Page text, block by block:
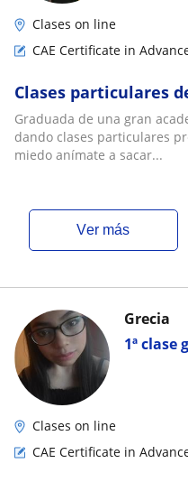
Clases on line
CAE Certificate in
Clases particulares
Graduada de una gran
dando clases particulares
miedo anímate a sacar...
ver más
1ª clase
Grecia
Clases on line
CAE Certificate in